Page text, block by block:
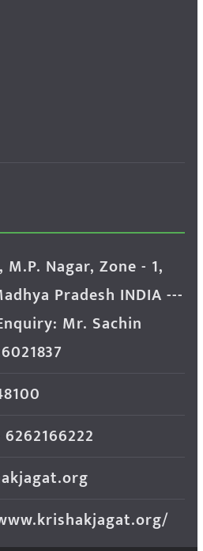
Nagar, Zone - 1,
Pradesh INDIA ---
Mr. Sachin